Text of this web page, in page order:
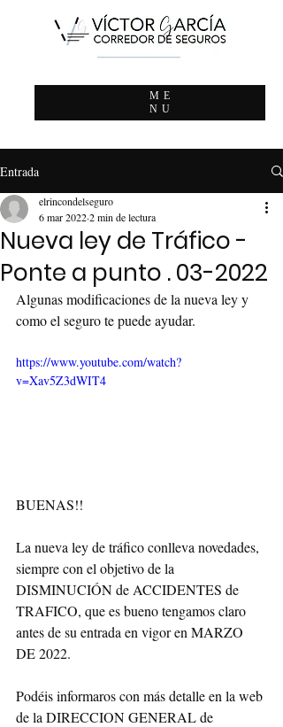
ME
NU
Entrada
Nueva ley de Tráfico -
Ponte a punto . 03-2022
elrincondelseguro
6 mar 20222 min de lectura
Algunas modificaciones de la nueva ley y
como el seguro te puede ayudar.
https://www.youtube.com/watch?
v=Xav5Z3dWIT4
BUENAS!!
La nueva ley de tráfico conlleva novedades,
siempre con el objetivo de la
DISMINUCIÓN de ACCIDENTES de
TRAFICO, que es bueno tengamos claro
antes de su entrada en vigor en MARZO
DE 2022.
Podéis informaros con más detalle en la web
de la DIRECCION GENERAL de